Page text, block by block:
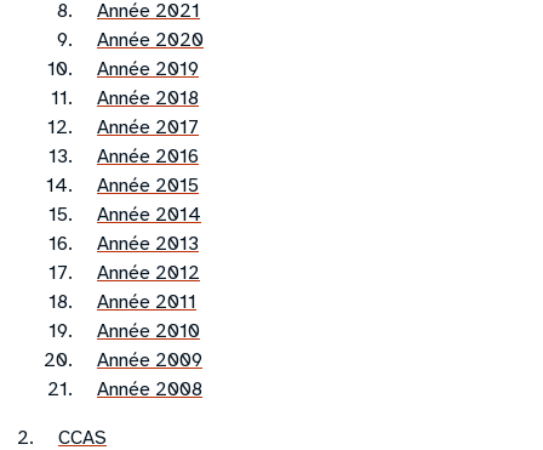
Année 2021
Année 2020
Année 2019
Année 2018
Année 2017
Année 2016
Année 2015
Année 2014
Année 2013
Année 2012
Année 2011
Année 2010
Année 2009
Année 2008
CCAS